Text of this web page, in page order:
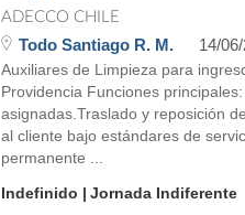
ADECCO CHILE
Todo Santiago R. M. 14/
Auxiliares de Limpieza para
Providencia Funciones
asignadas.Traslado y reposición
al cliente bajo estándares de
permanente ...
Indefinido
Jornada Indiferente